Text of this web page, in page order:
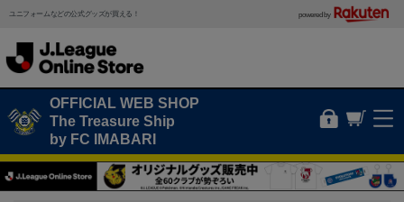
ユニフォームなどの公式グッズが買える！ powered by
OFFICIAL WEB SHOP
The Treasure Ship
by FC IMABARI